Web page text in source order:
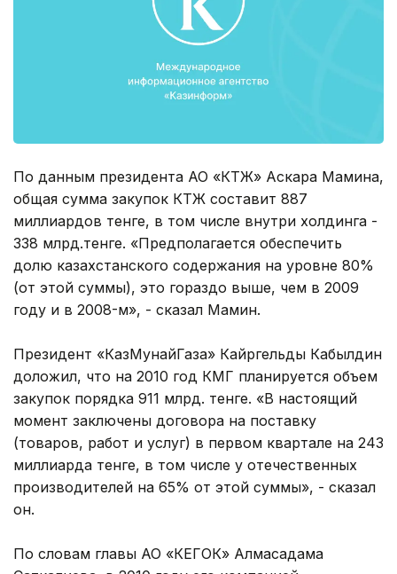
По данным президента АО «КТЖ» Аскара Мамина,
общая сумма закупок КТЖ составит 887
миллиардов тенге, в том числе внутри холдинга -
338 млрд.тенге. «Предполагается обеспечить
долю казахстанского содержания на уровне 80%
(от этой суммы), это гораздо выше, чем в 2009
году и в 2008-м», - сказал Мамин.
Президент «КазМунайГаза» Кайргельды Кабылдин
доложил, что на 2010 год КМГ планируется объем
закупок порядка 911 млрд. тенге. «В настоящий
момент заключены договора на поставку
(товаров, работ и услуг) в первом квартале на 243
миллиарда тенге, в том числе у отечественных
производителей на 65% от этой суммы», - сказал
он.
По словам главы АО «КЕГОК» Алмасадама